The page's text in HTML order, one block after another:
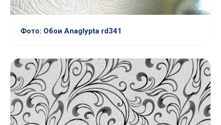
Фото: Обои Anaglypta rd341